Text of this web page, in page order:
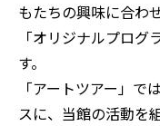
もたちの興味に合わ
「オリジナルプロ
す。
「アートツアー」
スに、当館の活動を